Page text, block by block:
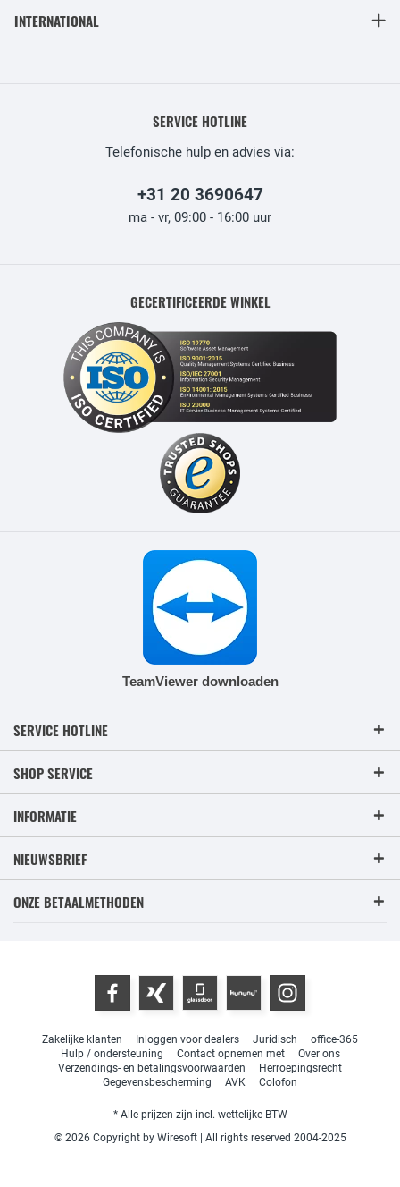
INTERNATIONAL
SERVICE HOTLINE
Telefonische hulp en advies via:
+31 20 3690647
ma - vr, 09:00 - 16:00 uur
GECERTIFICEERDE WINKEL
TeamViewer downloaden
SERVICE HOTLINE
SHOP SERVICE
INFORMATIE
NIEUWSBRIEF
ONZE BETAALMETHODEN
Zakelijke klanten Inloggen voor dealers Juridisch
office-365
Hulp / ondersteuning
Contact opnemen met
Over ons
Verzendings- en betalingsvoorwaarden
Herroepingsrecht
Gegevensbescherming
AVK Colofon
* Alle prijzen zijn incl. wettelijke BTW
© 2026 Copyright by Wiresoft | All rights reserved 2004-2025